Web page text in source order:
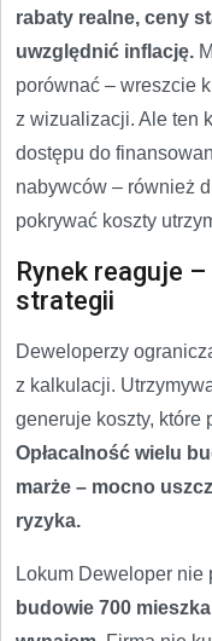
rabaty realne, ceny
uwzględnić inflację.
porównać – wreszcie
z wizualizacji. Ale ten
dostępu do
nabywców – również
pokrywać koszty
Rynek reaguje
strategii
Deweloperzy
z kalkulacji.
generuje koszty, które
Opłacalność wielu
marże – mocno
ryzyka.
Lokum Deweloper
budowie 700